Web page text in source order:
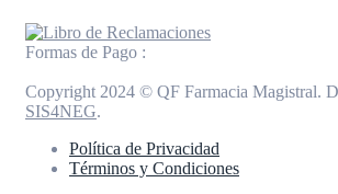
Formas de Pago :
Copyright 2024 © QF Farmacia Magistral.
SIS4NEG.
Política de Privacidad
Términos y Condiciones